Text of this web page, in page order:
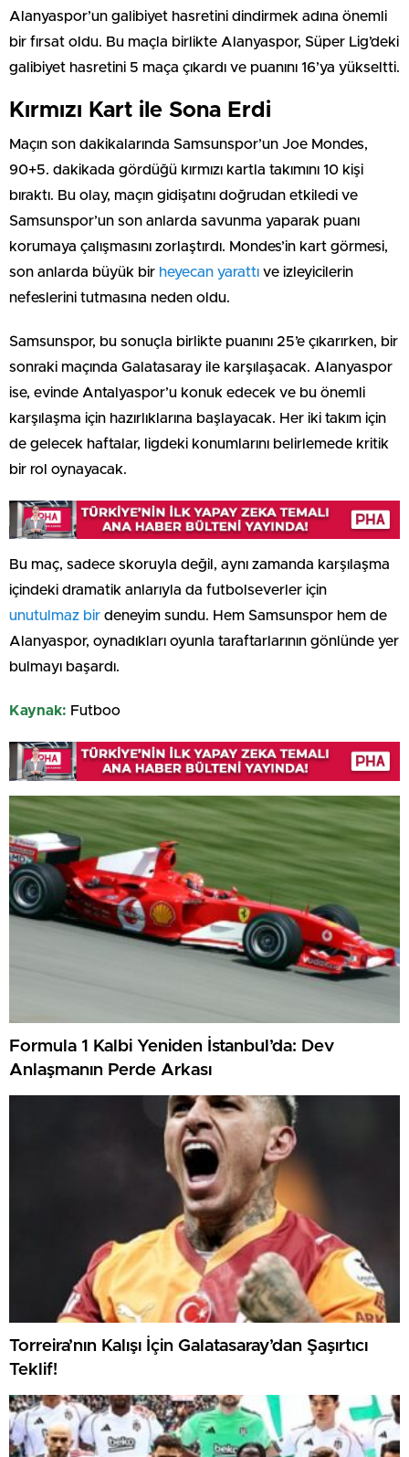
Alanyaspor’un galibiyet hasretini dindirmek adına önemli
bir fırsat oldu. Bu maçla birlikte Alanyaspor, Süper Lig’deki
galibiyet hasretini 5 maça çıkardı ve puanını 16’ya yükseltti.
Kırmızı Kart ile Sona Erdi
Maçın son dakikalarında Samsunspor’un Joe Mondes,
90+5. dakikada gördüğü kırmızı kartla takımını 10 kişi
bıraktı. Bu olay, maçın gidişatını doğrudan etkiledi ve
Samsunspor’un son anlarda savunma yaparak puanı
korumaya çalışmasını zorlaştırdı. Mondes’in kart görmesi,
son anlarda büyük bir heyecan yarattı ve izleyicilerin
nefeslerini tutmasına neden oldu.
Samsunspor, bu sonuçla birlikte puanını 25’e çıkarırken, bir
sonraki maçında Galatasaray ile karşılaşacak. Alanyaspor
ise, evinde Antalyaspor’u konuk edecek ve bu önemli
karşılaşma için hazırlıklarına başlayacak. Her iki takım için
de gelecek haftalar, ligdeki konumlarını belirlemede kritik
bir rol oynayacak.
Bu maç, sadece skoruyla değil, aynı zamanda karşılaşma
içindeki dramatik anlarıyla da futbolseverler için
unutulmaz bir deneyim sundu. Hem Samsunspor hem de
Alanyaspor, oynadıkları oyunla taraftarlarının gönlünde yer
bulmayı başardı.
Kaynak: Futboo
Formula 1 Kalbi Yeniden İstanbul’da: Dev
Anlaşmanın Perde Arkası
Torreira’nın Kalışı İçin Galatasaray’dan Şaşırtıcı
Teklif!